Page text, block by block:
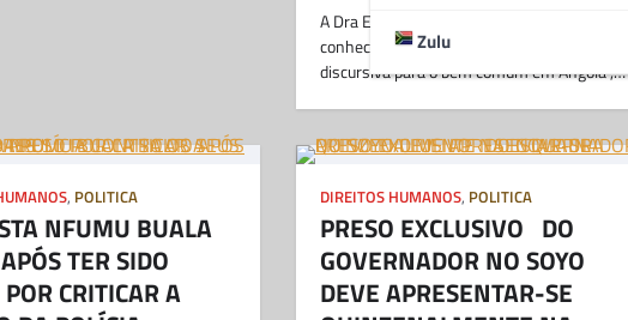
Zulu
A Dra Emiliana Margareth Morais Nanga
conhecida pela sua verticalidade e justiça
discursiva para o bem comum em Angola ,…
, POLITICA
NFUMU BUALA
TER SIDO
CRITICAR A
DIREITOS HUMANOS, POLITICA
PRESO EXCLUSIVO DO
GOVERNADOR NO SOYO
DEVE APRESENTAR-SE